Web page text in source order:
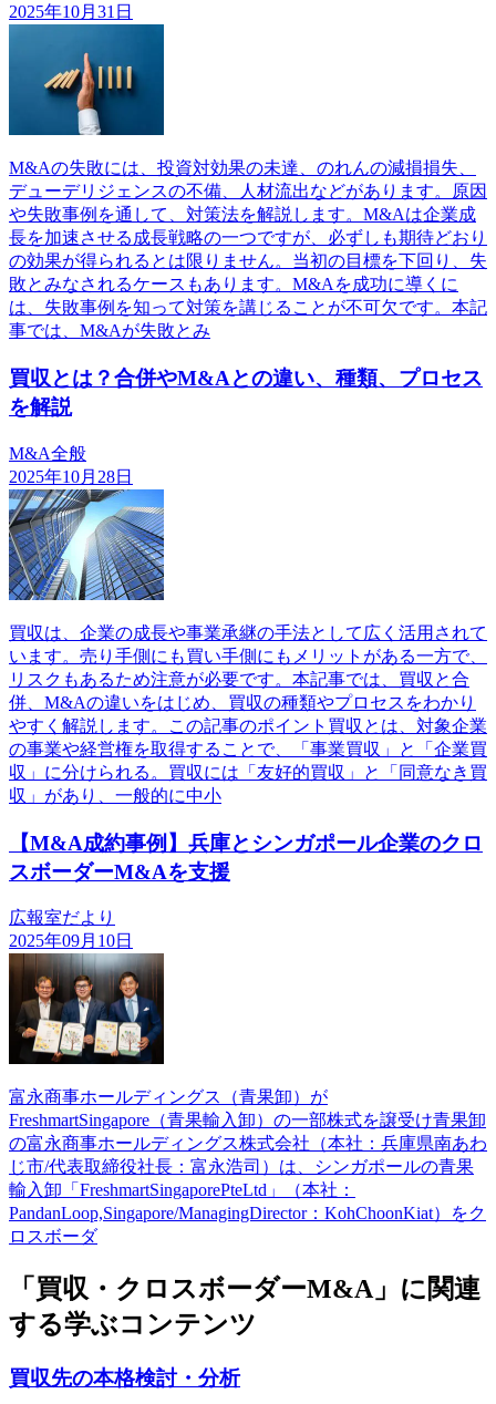
2025年10月31日
M&Aの失敗には、投資対効果の未達、のれんの減損損失、
デューデリジェンスの不備、人材流出などがあります。原因
や失敗事例を通して、対策法を解説します。M&Aは企業成
長を加速させる成長戦略の一つですが、必ずしも期待どおり
の効果が得られるとは限りません。当初の目標を下回り、失
敗とみなされるケースもあります。M&Aを成功に導くに
は、失敗事例を知って対策を講じることが不可欠です。本記
事では、M&Aが失敗とみ
買収とは？合併やM&Aとの違い、種類、プロセス
を解説
M&A全般
2025年10月28日
買収は、企業の成長や事業承継の手法として広く活用されて
います。売り手側にも買い手側にもメリットがある一方で、
リスクもあるため注意が必要です。本記事では、買収と合
併、M&Aの違いをはじめ、買収の種類やプロセスをわかり
やすく解説します。この記事のポイント買収とは、対象企業
の事業や経営権を取得することで、「事業買収」と「企業買
収」に分けられる。買収には「友好的買収」と「同意なき買
収」があり、一般的に中小
【M&A成約事例】兵庫とシンガポール企業のクロ
スボーダーM&Aを支援
広報室だより
2025年09月10日
富永商事ホールディングス（青果卸）が
FreshmartSingapore（青果輸入卸）の一部株式を譲受け青果卸
の富永商事ホールディングス株式会社（本社：兵庫県南あわ
じ市/代表取締役社長：富永浩司）は、シンガポールの青果
輸入卸「FreshmartSingaporePteLtd」（本社：
PandanLoop,Singapore/ManagingDirector：KohChoonKiat）をク
ロスボーダ
「買収・クロスボーダーM&A」に関連
する学ぶコンテンツ
買収先の本格検討・分析